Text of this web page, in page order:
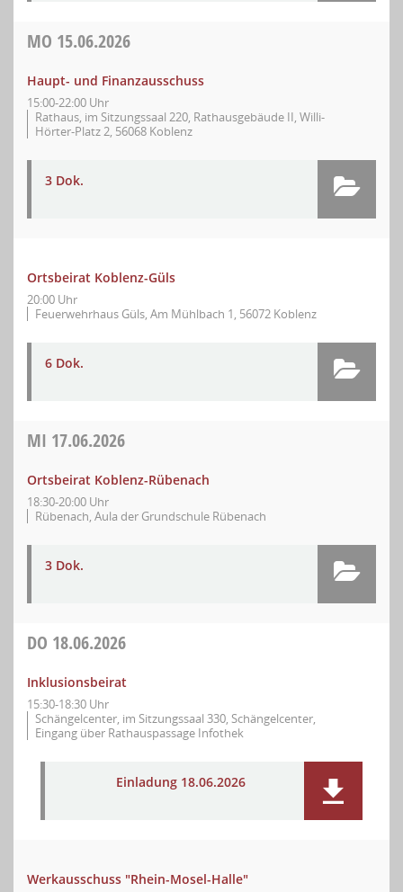
MO 15.06.2026
Haupt- und Finanzausschuss
15:00-22:00 Uhr
Rathaus, im Sitzungssaal 220, Rathausgebäude II, Willi-
Hörter-Platz 2, 56068 Koblenz
3 Dok.
Ortsbeirat Koblenz-Güls
20:00 Uhr
Feuerwehrhaus Güls, Am Mühlbach 1, 56072 Koblenz
6 Dok.
MI 17.06.2026
Ortsbeirat Koblenz-Rübenach
18:30-20:00 Uhr
Rübenach, Aula der Grundschule Rübenach
3 Dok.
DO 18.06.2026
Inklusionsbeirat
15:30-18:30 Uhr
Schängelcenter, im Sitzungssaal 330, Schängelcenter,
Eingang über Rathauspassage Infothek
Einladung 18.06.2026
Werkausschuss "Rhein-Mosel-Halle"